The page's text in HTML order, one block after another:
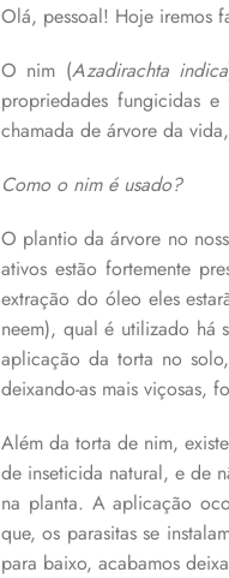
Olá, pessoal! Hoje iremos
O nim (Azadirachta indica
propriedades fungicidas
chamada de árvore da
Como o nim é usado?
O plantio da árvore no
ativos estão fortemente
extração do óleo eles
neem), qual é utilizado há
aplicação da torta no
deixando-as mais viçosas,
Além da torta de nim,
de inseticida natural, e de
na planta. A aplicação
que, os parasitas se
para baixo, acabamos